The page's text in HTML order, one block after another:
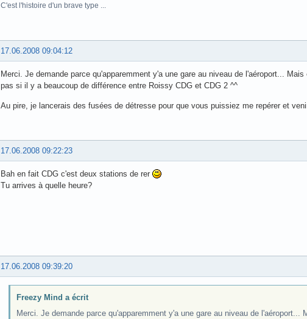
C'est l'histoire d'un brave type ...
17.06.2008 09:04:12
Merci. Je demande parce qu'apparemment y'a une gare au niveau de l'aéroport...
pas si il y a beaucoup de différence entre Roissy CDG et CDG 2 ^^
Au pire, je lancerais des fusées de détresse pour que vous puissiez me repérer et
17.06.2008 09:22:23
Bah en fait CDG c'est deux stations de rer
Tu arrives à quelle heure?
17.06.2008 09:39:20
Freezy Mind a écrit
Merci. Je demande parce qu'apparemment y'a une gare au niveau de